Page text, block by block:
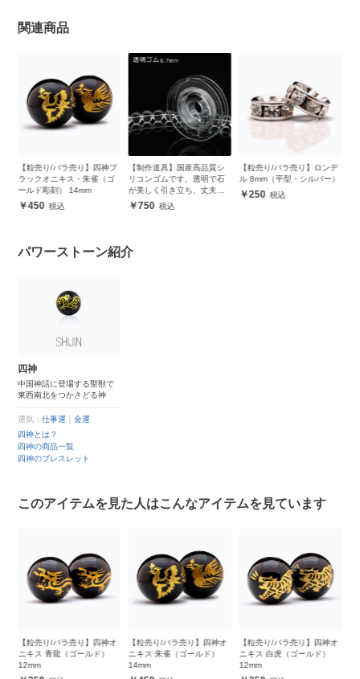
関連商品
【粒売り/バラ売り】四神ブ
ラックオニキス・朱雀（ゴ
ールド彫刻） 14mm
450
【制作道具】国産高品質シ
リコンゴムです。透明で石
が美しく引き立ち、丈夫で
安心750
【粒売り/バラ売り】ロンデ
ル 8mm（平型・シルバー）
250
パワーストーン紹介
四神
中国神話に登場する聖獣で
東西南北をつかさどる神
運気：仕事運 ｜金運
四神とは？
四神の商品一覧
四神のブレスレット
このアイテムを見た人はこんなアイテムを見ています
【粒売り/バラ売り】四神オ
ニキス 青龍（ゴールド）
12mm
【粒売り/バラ売り】四神オ
ニキス 朱雀（ゴールド）
14mm
【粒売り/バラ売り】四神オ
ニキス 白虎（ゴールド）
12mm